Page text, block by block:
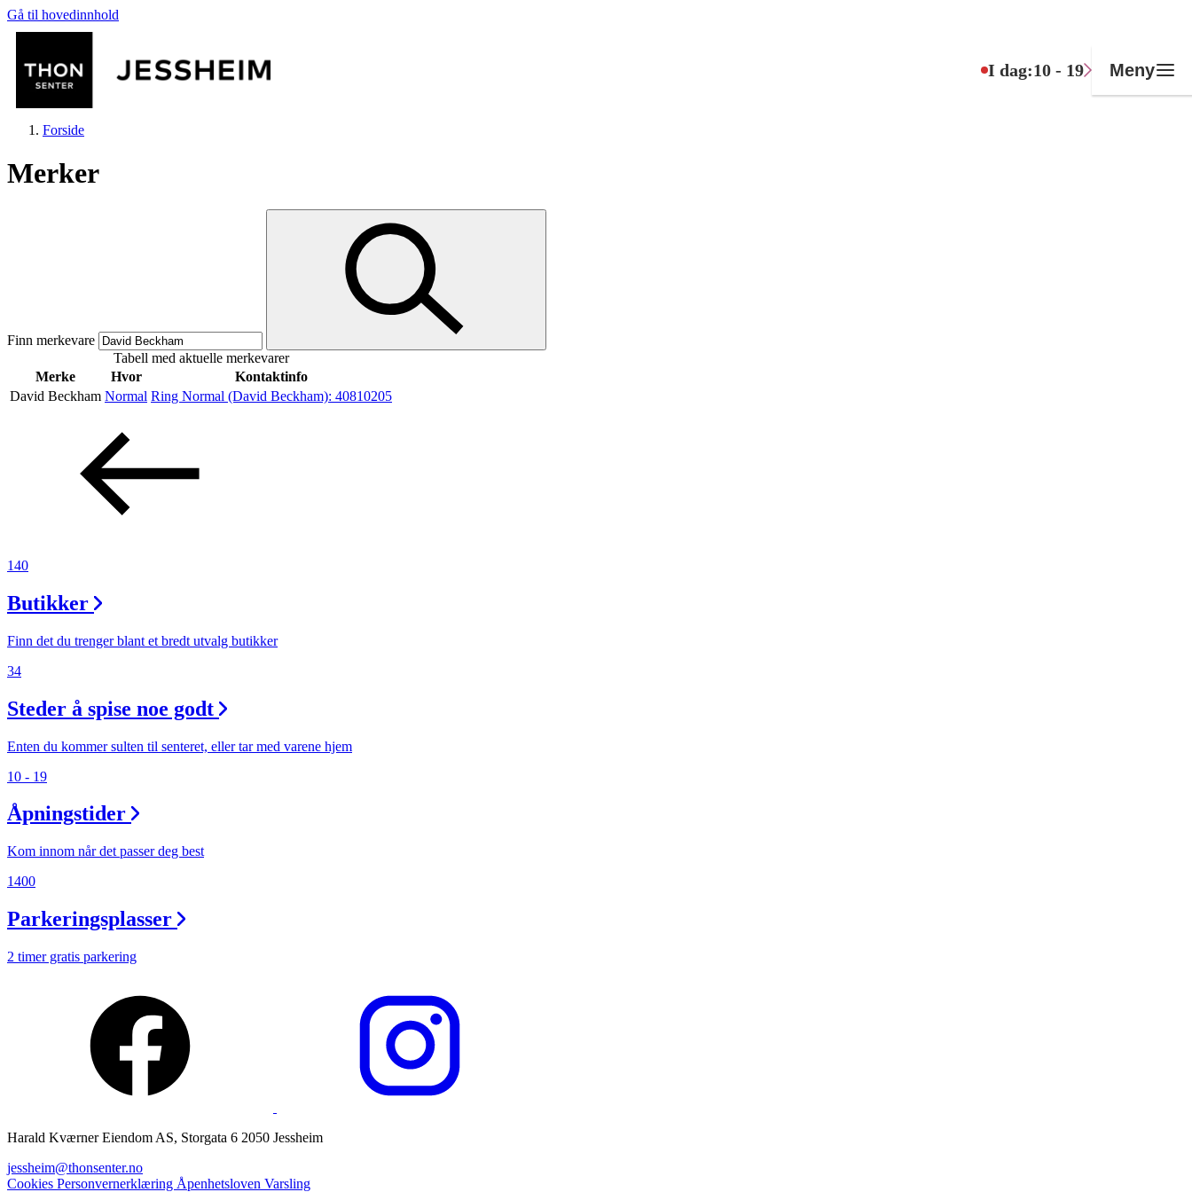
Gå til hovedinnhold
I dag:10 - 19 Meny
Mat og drikke
Helse
Aktiviteter
Tilbud
Søk
Åpningstider
Praktisk informasjon
Magasin
Gavekort
Forside
Merker
Finn merkevare
Tabell med aktuelle merkevarer
Merke
Hvor
Kontaktinfo
David Beckham Normal Ring Normal (David Beckham): 40810205
140
Butikker
Finn det du trenger blant et bredt utvalg butikker
34
Steder å spise noe godt
Enten du kommer sulten til senteret, eller tar med varene hjem
10 - 19
Åpningstider
Kom innom når det passer deg best
1400
Parkeringsplasser
2 timer gratis parkering
Harald Kværner Eiendom AS, Storgata 6 2050 Jessheim
jessheim@thonsenter.no
Cookies Personvernerklæring Åpenhetsloven Varsling